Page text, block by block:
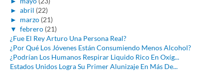
► abril (22)
► marzo (21)
▼ febrero (21)
¿Fue El Rey Arturo Una Persona Real?
¿Por Qué Los Jóvenes Están Consumiendo Menos Alcohol?
¿Podrían Los Humanos Respirar Liquido Rico En Oxíg...
Estados Unidos Logra Su Primer Alunizaje En Más De...